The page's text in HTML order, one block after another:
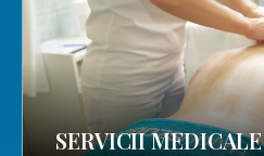
SERVICII MEDICALE